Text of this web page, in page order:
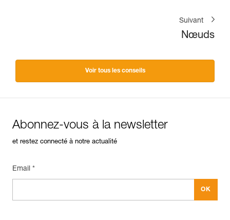
Suivant
Nœuds
Voir tous les conseils
Abonnez-vous à la newsletter
et restez connecté à notre actualité
Email *